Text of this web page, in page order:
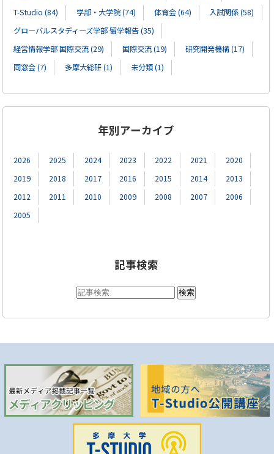
T-Studio (84)
学部・大学院 (74) 体育会 (64)
入試関係 (58)
グローバルスタディーズ学部 留学報告 (35)
経営情報学部 国際交流 (29)
国際交流 (19)
研究開発機構 (17)
同窓会 (7)
多摩大総研 (1) 未分類 (1)
年別アーカイブ
2026 2025 2024 2023 2022 2021
2020
2019
2018 2017 2016 2015 2014
2013
2012
2011 2010 2009 2008 2007
2006
2005
記事検索